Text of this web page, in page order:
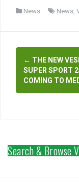
News News
Post
navigation
← THE NEW
SUPER SPORT
COMING TO
Search & Browse